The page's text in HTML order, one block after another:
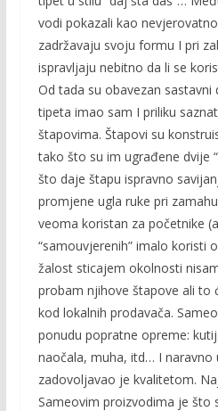
vodi pokazali kao
zadržavaju svoju formu I pri
ispravljaju nebitno da li se
Od tada su obavezan
tipeta imao sam I priliku
štapovima. Štapovi su
tako što su im ugrađene dvije
što daje štapu ispravno
promjene ugla ruke pri
veoma koristan za početnike
“samouvjerenih” imalo koristi
žalost sticajem okolnosti
probam njihove štapove ali to
kod lokalnih prodavača.
ponudu popratne opreme:
naočala, muha, itd… I naravno
zadovoljavao je kvalitetom.
Sameovim proizvodima je što